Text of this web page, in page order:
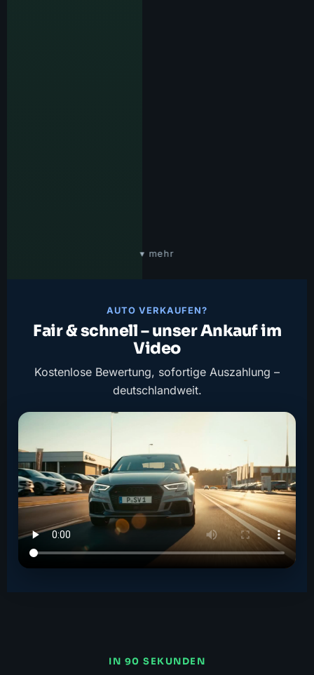
▾ mehr
AUTO VERKAUFEN?
Fair & schnell – unser Ankauf im
Video
Kostenlose Bewertung, sofortige Auszahlung –
deutschlandweit.
IN 90 SEKUNDEN